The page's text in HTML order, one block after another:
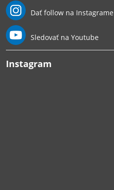
Dať follow na Instagrame
Sledovať na Youtube
Instagram